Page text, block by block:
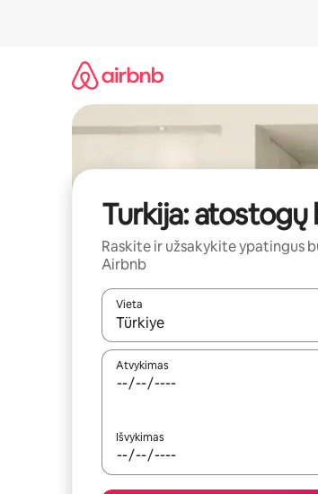
Turkija: atostogų
Raskite ir užsakykite ypatingus
Airbnb
Vieta
Kai pasirodys paieškos rezultatai,
Atvykimas
Išvykimas